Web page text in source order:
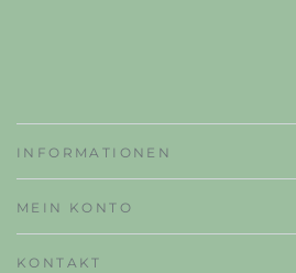
INFORMATIONEN
MEIN KONTO
KONTAKT